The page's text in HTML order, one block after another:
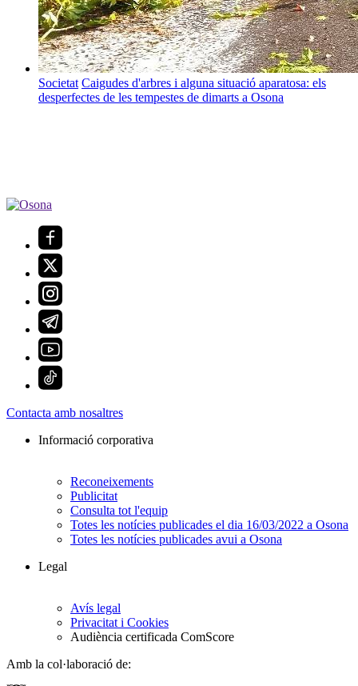
Societat Caigudes d'arbres i alguna situació aparatosa: els
desperfectes de les tempestes de dimarts a Osona
Contacta amb nosaltres
Informació corporativa
Reconeixements
Publicitat
Consulta tot l'equip
Totes les notícies publicades el dia 16/03/2022 a Osona
Totes les notícies publicades avui a Osona
Legal
Avís legal
Privacitat i Cookies
Audiència certificada ComScore
Amb la col·laboració de: